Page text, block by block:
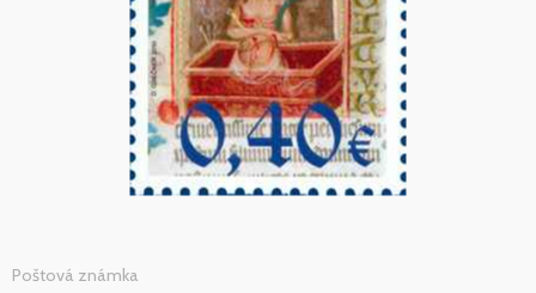
Poštová známka